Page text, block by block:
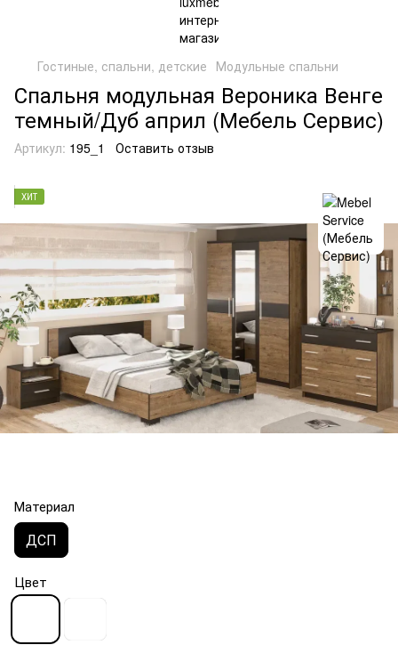
Гостиные, спальни, детские Модульные спальни
Спальня модульная Вероника Венге
темный/Дуб април (Мебель Сервис)
Артикул: 195_1 Оставить отзыв
ХИТ
Материал
ДСП
Цвет